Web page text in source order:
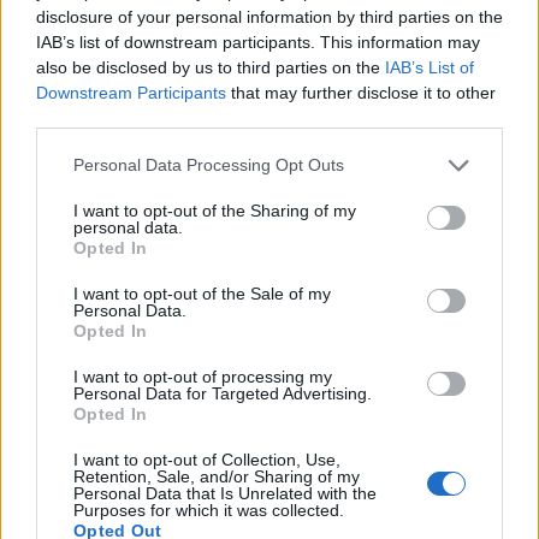
disclosure of your personal information by third parties on the
IAB’s list of downstream participants. This information may
also be disclosed by us to third parties on the IAB’s List of
Downstream Participants that may further disclose it to other
Personal Data Processing Opt Outs
I want to opt-out of the Sharing of my
personal data.
Opted In
I want to opt-out of the Sale of my
Personal Data.
Opted In
I want to opt-out of processing my
Personal Data for Targeted Advertising.
Opted In
I want to opt-out of Collection, Use,
Retention, Sale, and/or Sharing of my
Personal Data that Is Unrelated with the
Purposes for which it was collected.
Opted Out
indigna moradores: “Não percebemos
qual o critério”
6 de Agosto de 2026
Exposição de maquete inaugura
de Abril
dádiva de sangue a 11 e 12 de agosto
Abate de árvores na Costa da Caparica
indigna moradores: “Não percebemos
6 de Agosto de 2026
Exposição de maquete inaugura